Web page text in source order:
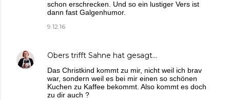
schon erschrecken. Und so ein lustiger Vers ist
dann fast Galgenhumor.
9.12.16
Obers trifft Sahne hat gesagt…
Das Christkind kommt zu mir, nicht weil ich brav
war, sondern weil es bei mir einen so schönen
Kuchen zu Kaffee bekommt. Also kommt es doch
zu dir auch ?